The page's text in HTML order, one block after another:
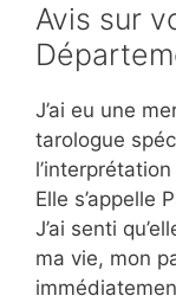
Avis sur
J’ai eu une
tarologue
Elle s’appelle
J’ai senti
ma vie, mon